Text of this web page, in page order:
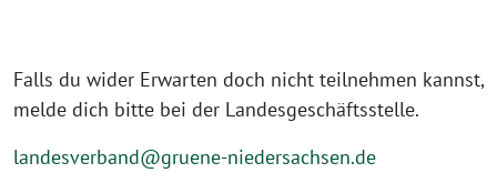
Falls du wider Erwarten doch nicht teilnehmen kannst,
melde dich bitte bei der Landesgeschäftsstelle.
landesverband@gruene-niedersachsen.de